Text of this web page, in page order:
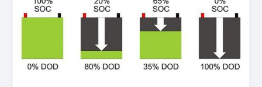
em